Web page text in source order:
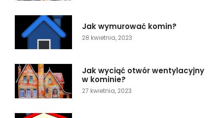
Jak wymurować komin?
28 kwietnia, 2023
Jak wyciąć otwór wentylacyjny
w kominie?
27 kwietnia, 2023